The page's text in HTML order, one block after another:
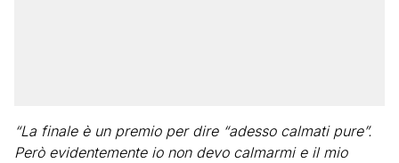
“La finale è un premio per dire “adesso calmati pure”.
Però evidentemente io non devo calmarmi e il mio